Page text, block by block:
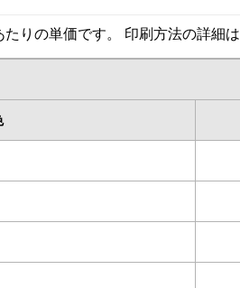
りの単価です。 印刷方法の詳細は